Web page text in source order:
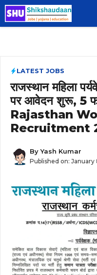
Skip
content
LATEST JOBS
राजस्थान महिला
पर आवेदन शुरू, 5
Rajasthan
Recruitment
ByYash Kumar
Published on: January